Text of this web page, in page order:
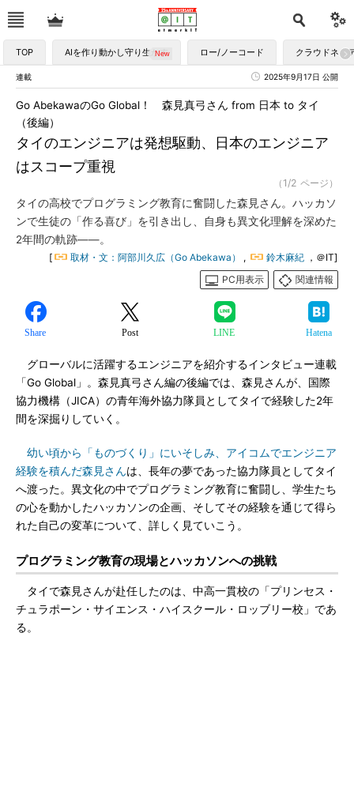
TOP AIを作り動かし守り生かす ロー/ノーコード クラウドネイ
連載 2025年9月17日 公開
タイのエンジニアは発想駆動、日本のエンジニア
はスコープ重視
Go AbekawaのGo Global！ 森見真弓さん from 日本 to タイ
（後編）
（1/2 ページ）
タイの高校でプログラミング教育に奮闘した森見さん。ハッカソ
ンで生徒の「作る喜び」を引き出し、自身も異文化理解を深めた
2年間の軌跡――。
[ 取材・文：阿部川久広（Go Abekawa） , 鈴木麻紀 ，＠IT]
PC用表示
関連情報
Share Post LINE Hatena
グローバルに活躍するエンジニアを紹介するインタビュー連載
「Go Global」。森見真弓さん編の後編では、森見さんが、国際
協力機構（JICA）の青年海外協力隊員としてタイで経験した2年
間を深掘りしていく。
幼い頃から「ものづくり」にいそしみ、アイコムでエンジニア
経験を積んだ森見さんは、長年の夢であった協力隊員としてタイ
へ渡った。異文化の中でプログラミング教育に奮闘し、学生たち
の心を動かしたハッカソンの企画、そしてその経験を通じて得ら
れた自己の変革について、詳しく見ていこう。
プログラミング教育の現場とハッカソンへの挑戦
タイで森見さんが赴任したのは、中高一貫校の「プリンセス・
チュラポーン・サイエンス・ハイスクール・ロッブリー校」であ
る。